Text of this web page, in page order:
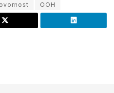
OOH